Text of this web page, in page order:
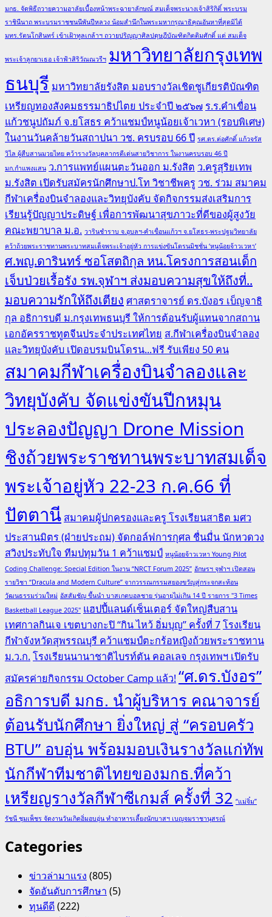
มกธ. จัดพิธีถวายความอาลัยเบื้องหน้าพระฉายาลักษณ์ สมเด็จพระนางเจ้าสิริกิติ์ พระบรม
ราชินีนาถ พระบรมราชชนนีพันปีหลวง น้อมสำนึกในพระมหากรุณาธิคุณอันหาที่สุดมิได้
มทร.รัตนโกสินทร์ เข้าเฝ้าทูลเกล้าฯ ถวายปริญญาศิลปดุษฎีบัณฑิตกิตติมศักดิ์ แด่ สมเด็จ
พระเจ้าลูกยาเธอ เจ้าฟ้าสิริวัณณวรีฯ มหาวิทยาลัยกรุงเทพ
ธนบุรี มหาวิทยาลัยรังสิต มอบรางวัลเชิดชูเกียรติบัณฑิต
เหรียญทองสังคมธรรมาธิปไตย ประจำปี ๒๕๖๗ ร.ร.คำเขื่อน
แก้วชนูปถัมภ์ จ.ยโสธร คว้าแชมป์หนูน้อยเจ้าเวหา (รอบพิเศษ)
ในงานวันคล้ายวันสถาปนา วช. ครบรอบ 66 ปี รศ.ดร.ต่อศักดิ์ แก้วจรัส
วิไล ผู้สืบสานมวยไทย คว้ารางวัลบุคลากรดีเด่นสายวิชาการ ในงานครบรอบ 46 ปี
มก.กำแพงแสน ว.การแพทย์แผนตะวันออก ม.รังสิต ว.ครูสุริยเทพ
ม.รังสิต เปิดรับสมัครนักศึกษาป.โท วิชาชีพครู วช. ร่วม สมาคม
กีฬาเครื่องบินจำลองและวิทยุบังคับ จัดกิจกรรมส่งเสริมการ
เรียนรู้ปัญญาประดิษฐ์ เพื่อการพัฒนาสุขภาวะที่ดีของผู้สูงวัย
คณะพยาบาล ม.อ. วารินชำราบ จ.อุบลฯ-คำเขื่อนแก้วฯ จ.ยโสธร-พระปฐมวิทยาลัย
คว้าถ้วยพระราชทานพระบาทสมเด็จพระเจ้าอยู่หัว การแข่งขันโดรนมิชชั่น ‘หนูน้อยจ้าวเวหา’
ศ.พญ.ดารินทร์ ซอโสตถิกุล หน.โครงการสอนเด็ก
เจ็บป่วยเรื้อรัง รพ.จุฬาฯ ส่งมอบความสุขให้ถึงที่..
มอบความรักให้ถึงเตียง ศาสตราจารย์ ดร.บังอร เบ็ญจาธิ
กุล อธิการบดี ม.กรุงเทพธนบุรี ให้การต้อนรับผู้แทนจากสถาน
เอกอัครราชทูตจีนประจำประเทศไทย ส.กีฬาเครื่องบินจำลอง
และวิทยุบังคับ เปิดอบรมบินโดรน...ฟรี รับเพียง 50 คน
สมาคมกีฬาเครื่องบินจำลองและ
วิทยุบังคับ จัดแข่งขันปีกหมุน
ประลองปัญญา Drone Mission
ชิงถ้วยพระราชทานพระบาทสมเด็จ
พระเจ้าอยู่หัว 22-23 ก.ค.66 ที่
ปัตตานี สมาคมผู้ปกครองและครู โรงเรียนสาธิต มศว
ประสานมิตร (ฝ่ายประถม) จัดกอล์ฟการกุศล ชื่นมื่น นักหวดวง
สวิงประทับใจ ทีมปทุมวัน 1 คว้าแชมป์ หนูน้อยจ้าวเวหา Young Pilot
Coding Challenge: Special Edition ในงาน “NRCT Forum 2025” อักษรฯ จุฬาฯ เปิดสอน
รายวิชา “Dracula and Modern Culture” จากวรรณกรรมสยองขวัญสู่กระจกสะท้อน
วัฒนธรรมร่วมใหม่ อัสสัมชัญ ขึ้นนำ บาสเกตบอลชาย รุ่นอายุไม่เกิน 14 ปี รายการ "3 Times
Basketball League 2025" แฮปปี้แลนด์เซ็นเตอร์ จัดใหญ่สืบสาน
เทศกาลกินเจ เขตบางกะปิ “กิน ไหว้ อิ่มบุญ” ครั้งที่ 7โรงเรียน
กีฬาจังหวัดสุพรรณบุรี คว้าแชมป์ตะกร้อหญิงถ้วยพระราชทาน
ม.ว.ก.โรงเรียนนานาชาติไบรท์ตัน คอลเลจ กรุงเทพฯ เปิดรับ
สมัครค่ายกิจกรรม October Camp แล้ว!“ศ.ดร.บังอร”
อธิการบดี มกธ. นำผู้บริหาร คณาจารย์
ต้อนรับนักศึกษา ยิ่งใหญ่ สู่ “ครอบครัว
BTU” อบอุ่น พร้อมมอบเงินรางวัลแก่ทัพ
นักกีฬาทีมชาติไทยของมกธ.ที่คว้า
เหรียญรางวัลกีฬาซีเกมส์ ครั้งที่ 32 “แม่จิ๋ม”
รัชนี ชุมเพ็ชร จัดงานวันเกิดอิ่มอบอุ่น ทำอาหารเลี้ยงนักบาสฯ เบญจมราชานุสรณ์
Categories
ข่าวล่ามาแรง (805)
จัดอันดับการศึกษา (5)
ทุนดีดี(222)